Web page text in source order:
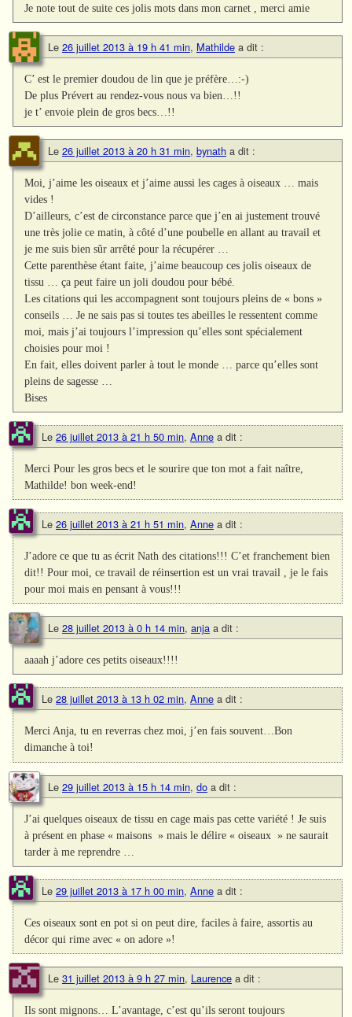
Je note tout de suite ces jolis mots dans mon carnet , merci amie
Le 26 juillet 2013 à 19 h 41 min, Mathilde a dit :
C’ est le premier doudou de lin que je préfère…:-)
De plus Prévert au rendez-vous nous va bien…!!
je t’ envoie plein de gros becs…!!
Le 26 juillet 2013 à 20 h 31 min, bynath a dit :
Moi, j’aime les oiseaux et j’aime aussi les cages à oiseaux … mais
vides !
D’ailleurs, c’est de circonstance parce que j’en ai justement trouvé
une très jolie ce matin, à côté d’une poubelle en allant au travail et
je me suis bien sûr arrêté pour la récupérer …
Cette parenthèse étant faite, j’aime beaucoup ces jolis oiseaux de
tissu … ça peut faire un joli doudou pour bébé.
Les citations qui les accompagnent sont toujours pleins de « bons »
conseils … Je ne sais pas si toutes tes abeilles le ressentent comme
moi, mais j’ai toujours l’impression qu’elles sont spécialement
choisies pour moi !
En fait, elles doivent parler à tout le monde … parce qu’elles sont
pleins de sagesse …
Bises
Le 26 juillet 2013 à 21 h 50 min, Anne a dit :
Merci Pour les gros becs et le sourire que ton mot a fait naître,
Mathilde! bon week-end!
Le 26 juillet 2013 à 21 h 51 min, Anne a dit :
J’adore ce que tu as écrit Nath des citations!!! C’et franchement bien
dit!! Pour moi, ce travail de réinsertion est un vrai travail , je le fais
pour moi mais en pensant à vous!!!
Le 28 juillet 2013 à 0 h 14 min, anja a dit :
aaaah j’adore ces petits oiseaux!!!!
Le 28 juillet 2013 à 13 h 02 min, Anne a dit :
Merci Anja, tu en reverras chez moi, j’en fais souvent…Bon
dimanche à toi!
Le 29 juillet 2013 à 15 h 14 min, do a dit :
J’ai quelques oiseaux de tissu en cage mais pas cette variété ! Je suis
à présent en phase « maisons » mais le délire « oiseaux » ne saurait
tarder à me reprendre …
Le 29 juillet 2013 à 17 h 00 min, Anne a dit :
Ces oiseaux sont en pot si on peut dire, faciles à faire, assortis au
décor qui rime avec « on adore »!
Le 31 juillet 2013 à 9 h 27 min, Laurence a dit :
Ils sont mignons… L’avantage, c’est qu’ils seront toujours